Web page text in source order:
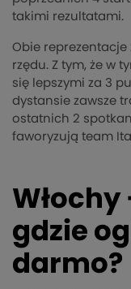
takimi rezultatami.
Obie reprezentacje
rzędu. Z tym, że w
się lepszymi za 3
dystansie zawsze
ostatnich 2
faworyzują team
Włochy
gdzie
darmo?